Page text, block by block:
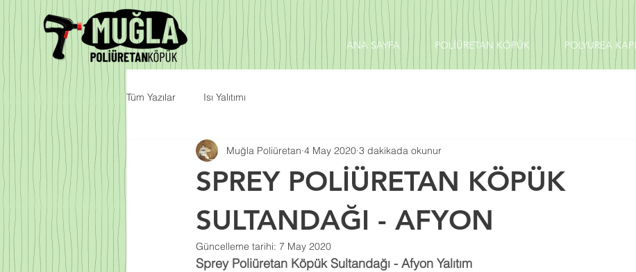
ANA SAYFA POLİÜRETAN KÖPÜK POLYUREA
Tüm Yazılar Isı Yalıtımı
SPREY POLİÜRETAN KÖPÜK
SULTANDAĞI - AFYON
Muğla Poliüretan 4 May 2020 3 dakikada okunur
Güncelleme tarihi: 7 May 2020
Sprey Poliüretan Köpük Sultandağı - Afyon Yalıtım